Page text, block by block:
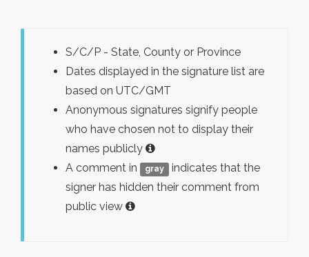
S/C/P - State, County or Province
Dates displayed in the signature list are
based on UTC/GMT
Anonymous signatures signify people
who have chosen not to display their
names publicly
A comment in
gray
indicates that the
signer has hidden their comment from
public view